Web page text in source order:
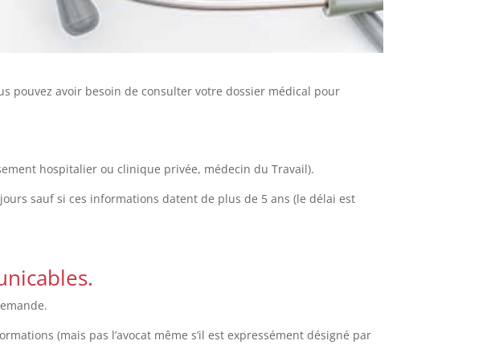
pouvez avoir besoin de consulter votre dossier médical pour
hospitalier ou clinique privée, médecin du Travail).
sauf si ces informations datent de plus de 5 ans (le délai est
(mais pas l’avocat même s’il est expressément désigné par